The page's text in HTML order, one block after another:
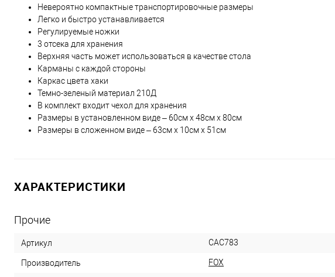
Невероятно компактные транспортировочные размеры
Легко и быстро устанавливается
Регулируемые ножки
3 отсека для хранения
Верхняя часть может использоваться в качестве стола
Карманы с каждой стороны
Каркас цвета хаки
Темно-зеленый материал 210Д
В комплект входит чехол для хранения
Размеры в установленном виде – 60см х 48см х 80см
Размеры в сложенном виде – 63см х 10см х 51см
ХАРАКТЕРИСТИКИ
Прочие
Артикул CAC783
Производитель FOX